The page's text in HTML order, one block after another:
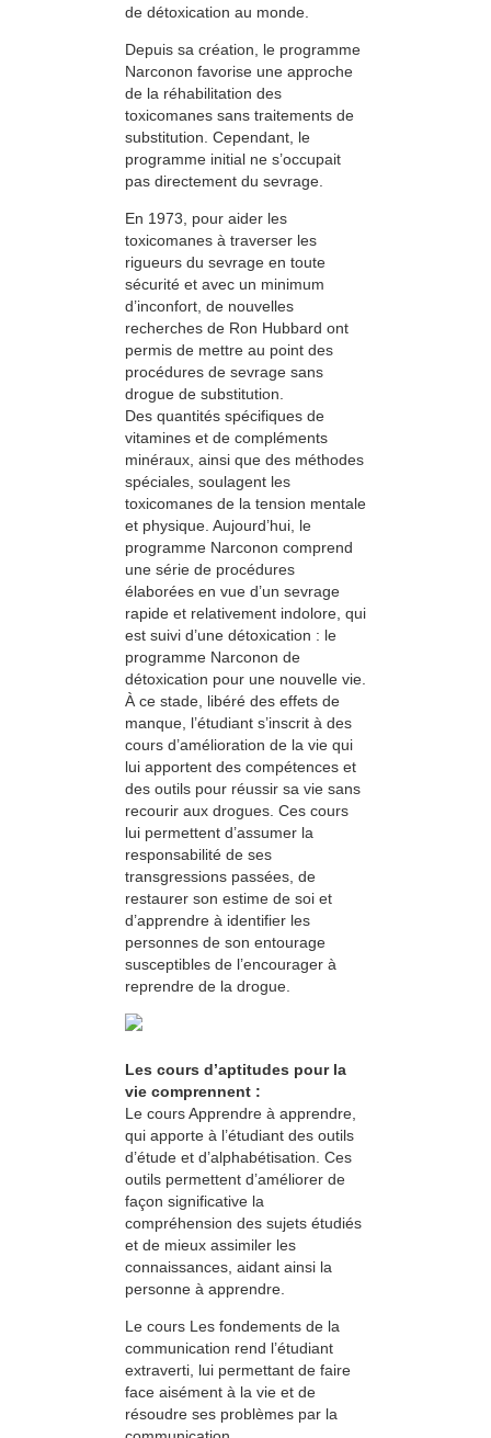
de détoxication au monde.
Depuis sa création, le programme
Narconon favorise une approche
de la réhabilitation des
toxicomanes sans traitements de
substitution. Cependant, le
programme initial ne s’occupait
pas directement du sevrage.
En 1973, pour aider les
toxicomanes à traverser les
rigueurs du sevrage en toute
sécurité et avec un minimum
d’inconfort, de nouvelles
recherches de Ron Hubbard ont
permis de mettre au point des
procédures de sevrage sans
drogue de substitution.
Des quantités spécifiques de
vitamines et de compléments
minéraux, ainsi que des méthodes
spéciales, soulagent les
toxicomanes de la tension mentale
et physique. Aujourd’hui, le
programme Narconon comprend
une série de procédures
élaborées en vue d’un sevrage
rapide et relativement indolore, qui
est suivi d’une détoxication : le
programme Narconon de
détoxication pour une nouvelle vie.
À ce stade, libéré des effets de
manque, l’étudiant s’inscrit à des
cours d’amélioration de la vie qui
lui apportent des compétences et
des outils pour réussir sa vie sans
recourir aux drogues. Ces cours
lui permettent d’assumer la
responsabilité de ses
transgressions passées, de
restaurer son estime de soi et
d’apprendre à identifier les
personnes de son entourage
susceptibles de l’encourager à
reprendre de la drogue.
Les cours d’aptitudes pour la
vie comprennent :
Le cours Apprendre à apprendre,
qui apporte à l’étudiant des outils
d’étude et d’alphabétisation. Ces
outils permettent d’améliorer de
façon significative la
compréhension des sujets étudiés
et de mieux assimiler les
connaissances, aidant ainsi la
personne à apprendre.
Le cours Les fondements de la
communication rend l’étudiant
extraverti, lui permettant de faire
face aisément à la vie et de
résoudre ses problèmes par la